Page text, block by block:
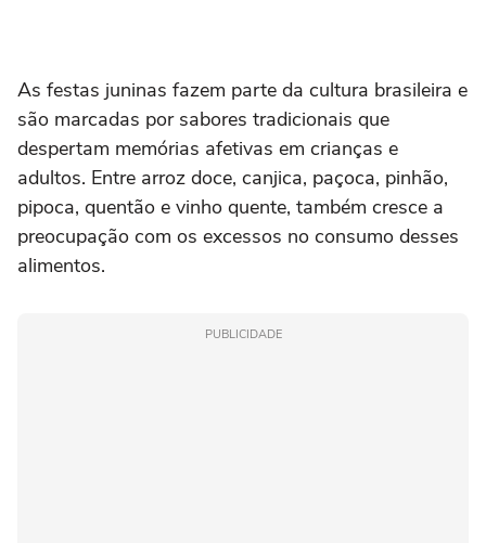
As festas juninas fazem parte da cultura brasileira e
são marcadas por sabores tradicionais que
despertam memórias afetivas em crianças e
adultos. Entre arroz doce, canjica, paçoca, pinhão,
pipoca, quentão e vinho quente, também cresce a
preocupação com os excessos no consumo desses
alimentos.
PUBLICIDADE